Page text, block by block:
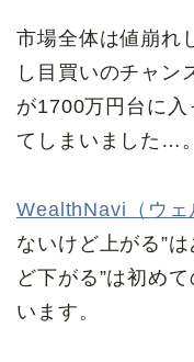
市場全体は値崩れ
し目買いのチャン
が1700万円台に
てしまいました…。
WealthNavi（ウェ
ないけど上がる”
ど下がる”は初め
います。